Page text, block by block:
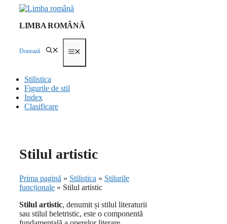
contentLIMBA ROMÂNĂ
Donează
Stilistica
Figurile de stil
Index
Clasificare
Stilul artistic
Prima pagină » Stilistica » Stilurile
funcționale » Stilul artistic
Stilul artistic, denumit și stilul literaturii
sau stilul beletristic, este o componentă